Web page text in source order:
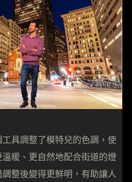
具調整了模特兒的色調，使
暖、更自然地配合街道的燈
整後變得更鮮明，有助讓人